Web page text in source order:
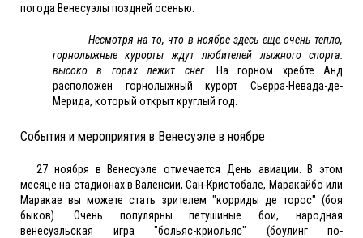
погода Венесуэлы поздней осенью.
Несмотря на то, что в ноябре здесь еще очень тепло,
горнолыжные курорты ждут любителей лыжного спорта:
высоко в горах лежит снег.
На горном хребте Анд
расположен горнолыжный курорт Сьерра-Невада-де-
Мерида, который открыт круглый год.
События и мероприятия в Венесуэле в ноябре
27 ноября в Венесуэле отмечается День авиации. В этом
месяце на стадионах в Валенсии, Сан-Кристобале, Маракайбо или
Маракае вы можете стать зрителем "корриды де торос" (боя
быков). Очень популярны петушиные бои, народная
венесуэльская игра "больяс-криольяс" (боулинг по-